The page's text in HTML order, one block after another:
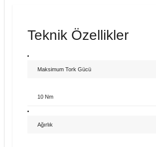
Teknik Özellikler
Maksimum Tork Gücü
10 Nm
Ağırlık